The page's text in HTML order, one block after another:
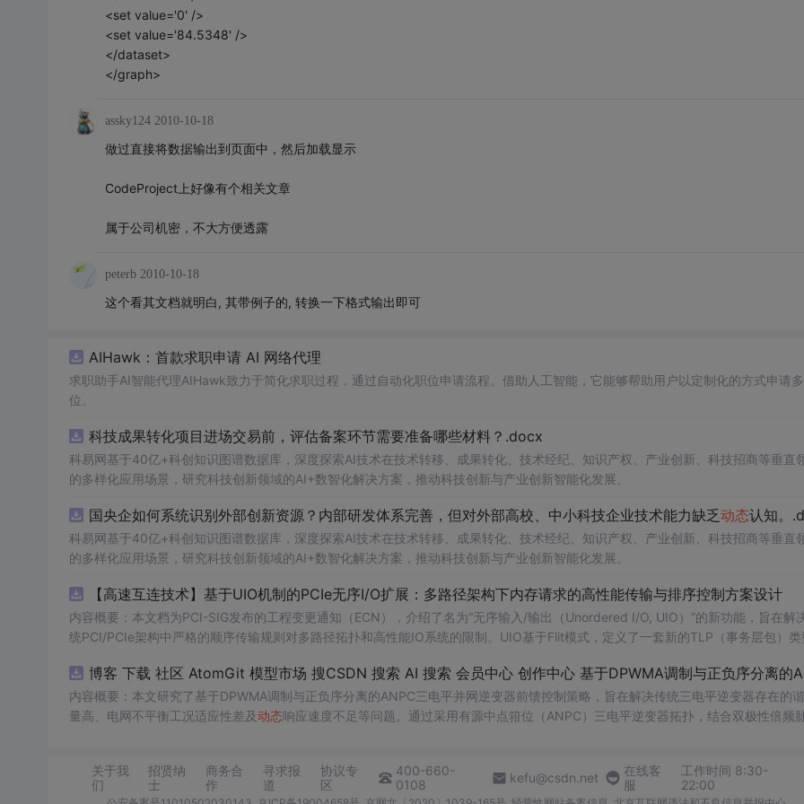
<set value='0' />
<set value='84.5348' />
</dataset>
</graph>
assky124 2010-10-18
做过直接将数据输出到页面中，然后加载显示
CodeProject上好像有个相关文章
属于公司机密，不大方便透露
peterb 2010-10-18
这个看其文档就明白, 其带例子的, 转换一下格式输出即可
AIHawk：首款求职申请 AI 网络代理
求职助手AI智能代理AIHawk致力于简化求职过程，通过自动化职位申请流程。借助人工智能，它能够帮助用户以定制化的方式申请
位。
科技成果转化项目进场交易前，评估备案环节需要准备哪些材料？.docx
科易网基于40亿+科创知识图谱数据库，深度探索AI技术在技术转移、成果转化、技术经纪、知识产权、产业创新、科技招商等垂直
的多样化应用场景，研究科技创新领域的AI+数智化解决方案，推动科技创新与产业创新智能化发展。
国央企如何系统识别外部创新资源？内部研发体系完善，但对外部高校、中小科技企业技术能力缺乏动态认知。
科易网基于40亿+科创知识图谱数据库，深度探索AI技术在技术转移、成果转化、技术经纪、知识产权、产业创新、科技招商等垂直
的多样化应用场景，研究科技创新领域的AI+数智化解决方案，推动科技创新与产业创新智能化发展。
【高速互连技术】基于UIO机制的PCIe无序I/O扩展：多路径架构下内存请求的高性能传输与排序控制方案设计
内容概要：本文档为PCI-SIG发布的工程变更通知（ECN），介绍了名为“无序输入/输出（Unordered I/O, UIO）”的新功能，旨在解
统PCI/PCIe架构中严格的顺序传输规则对多路径拓扑和高性能IO系统的限制。UIO基于Flit模式，定义了一套新的TLP（事务层包）类
O
内容概要：本文研究了基于DPWMA调制与正负序分离的ANPC三电平并网逆变器前馈控制策略，旨在解决传统三电平逆变器存在的
量高、电网不平衡工况适应性差及动态响应速度不足等问题。通过采用有源中点箝位（ANPC）三电平逆变器拓扑，结合双极性倍频
结果显示，所提出的控制策略能有效降低并网谐波含量，提升锁相精度与系统动态稳定性，确保在复杂电网工况下的高质量稳定并网。
合人群：具备一定电力电子基础知识和仿真技能的研发人员，尤其是从事新能源发电、储能系统、柔性输电等领域研究的专业人士。 使用
关于我
们
招贤纳
士
商务合
作
寻求报
道
协议专
区
400-660-
0108
kefu@csdn.net
在线客
服
工作时间 8:30-
22:00